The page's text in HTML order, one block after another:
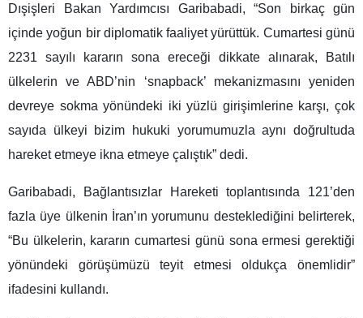
Dışişleri Bakan Yardımcısı Garibabadi, “Son birkaç gün
içinde yoğun bir diplomatik faaliyet yürüttük. Cumartesi günü
2231 sayılı kararın sona ereceği dikkate alınarak, Batılı
ülkelerin ve ABD’nin ‘snapback’ mekanizmasını yeniden
devreye sokma yönündeki iki yüzlü girişimlerine karşı, çok
sayıda ülkeyi bizim hukuki yorumumuzla aynı doğrultuda
hareket etmeye ikna etmeye çalıştık” dedi.
Garibabadi, Bağlantısızlar Hareketi toplantısında 121’den
fazla üye ülkenin İran’ın yorumunu desteklediğini belirterek,
“Bu ülkelerin, kararın cumartesi günü sona ermesi gerektiği
yönündeki görüşümüzü teyit etmesi oldukça önemlidir”
ifadesini kullandı.